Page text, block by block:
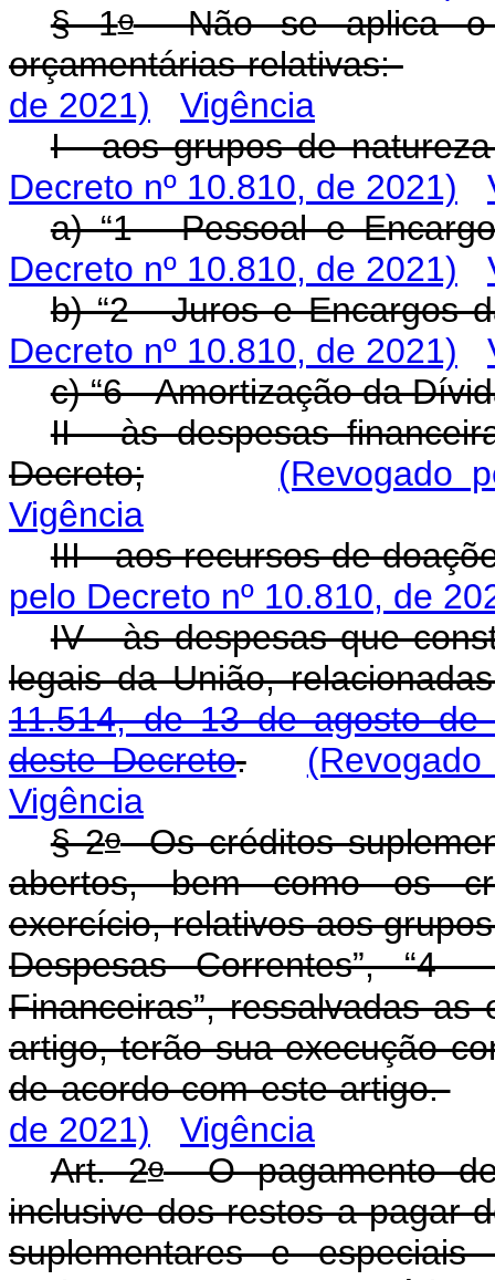
§ 1oNão se aplica o
orçamentárias relativas:
de 2021)
Vigência
I - aos grupos de
Decreto nº 10.810, de 2021)
a) “1 - Pessoal e
Decreto nº 10.810, de 2021)
b) “2 - Juros e Encargos
Decreto nº 10.810, de 2021)
c) “6 - Amortização da
II - às despesas
Decreto;
(Revogado
Vigência
III - aos recursos de
pelo Decreto nº 10.810, de
IV - às despesas que
legais da União,
11.514, de 13 de agosto de
deste Decreto.
Vigência
§ 2oOs créditos
abertos, bem como os
exercício, relativos aos
Despesas Correntes”, “4
Financeiras”, ressalvadas
artigo, terão sua execução
de acordo com este artigo.
de 2021)
Vigência
Art. 2oO pagamento de
inclusive dos restos a pagar
suplementares e